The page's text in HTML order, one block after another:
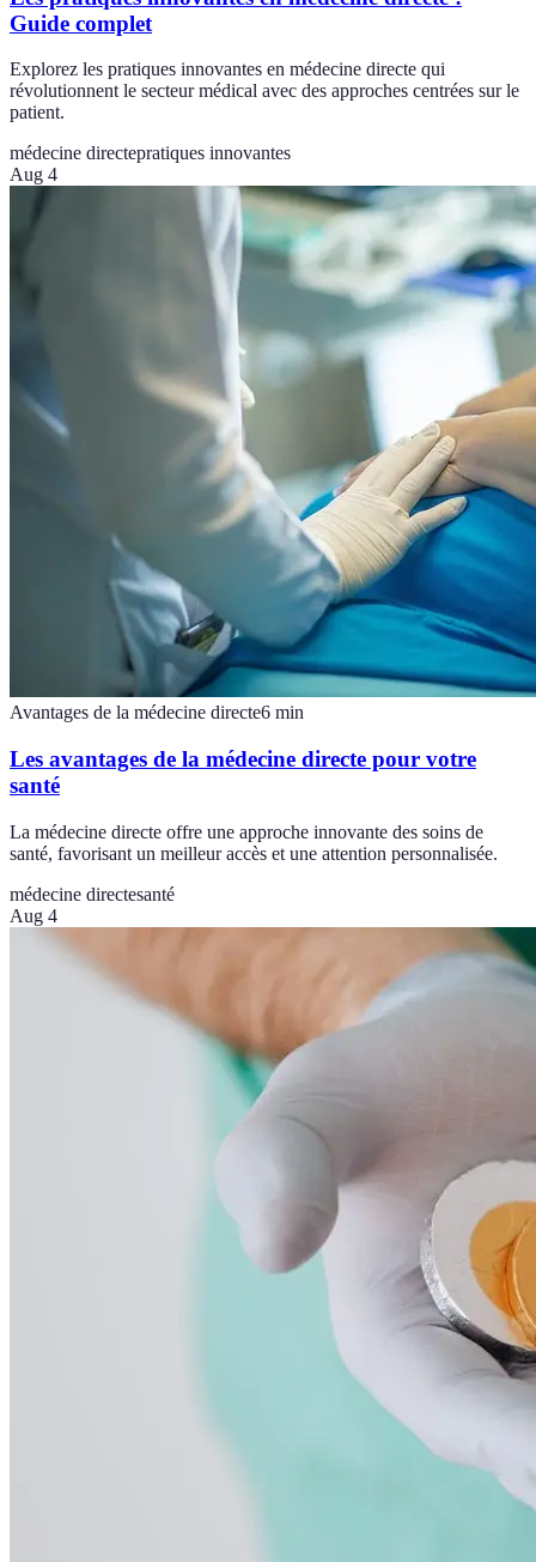
Guide complet
Explorez les pratiques innovantes en médecine directe qui
révolutionnent le secteur médical avec des approches centrées sur le
patient.
médecine directepratiques innovantes
Aug 4
Avantages de la médecine directe6 min
Les avantages de la médecine directe pour votre
santé
La médecine directe offre une approche innovante des soins de
santé, favorisant un meilleur accès et une attention personnalisée.
médecine directesanté
Aug 4